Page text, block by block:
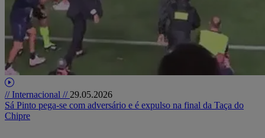
// Internacional // 29.05.2026
Sá Pinto pega-se com adversário e é expulso na final da Taça do
Chipre